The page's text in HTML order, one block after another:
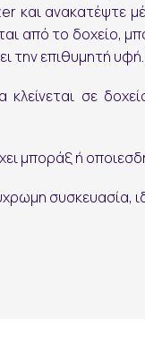
και ανακατέψτε
από το δοχείο,
την επιθυμητή
σε
μποράξ ή
συσκευασία,